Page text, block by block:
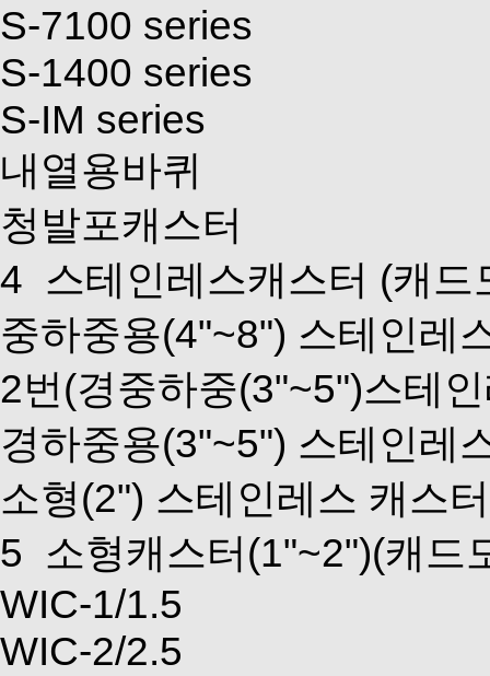
S-7100 series
S-1400 series
S-IM series
내열용바퀴
청발포캐스터
4 스테인레스캐스터 (캐드
중하중용(4"~8") 스테인레
2번(경중하중(3"~5")스테
경하중용(3"~5") 스테인레
소형(2") 스테인레스 캐스터
5 소형캐스터(1"~2")(캐드
WIC-1/1.5
WIC-2/2.5